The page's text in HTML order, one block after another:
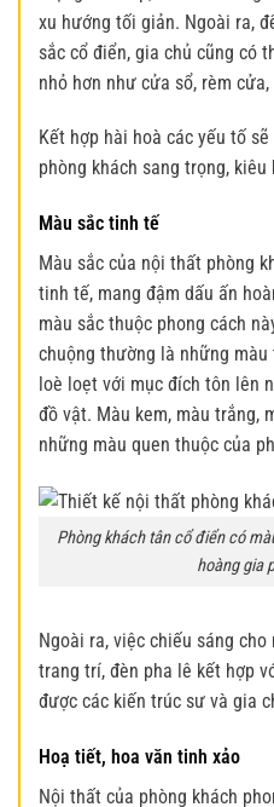
xu hướng tối giản. Ngoài ra,
sắc cổ điển, gia chủ cũng có
nhỏ hơn như cửa sổ, rèm
Kết hợp hài hoà các yếu tố
phòng khách sang trọng, kiêu
Màu sắc tinh tế
Màu sắc của nội thất phòng
tinh tế, mang đậm dấu ấn
màu sắc thuộc phong cách
chuộng thường là những
loè loẹt với mục đích tôn lên
đồ vật. Màu kem, màu trắng,
những màu quen thuộc của
Phòng khách tân cổ điển có
hoàng gia
Ngoài ra, việc chiếu sáng
trang trí, đèn pha lê kết hợp
được các kiến trúc sư và gia
Hoạ tiết, hoa văn tinh xảo
Nội thất của phòng khách